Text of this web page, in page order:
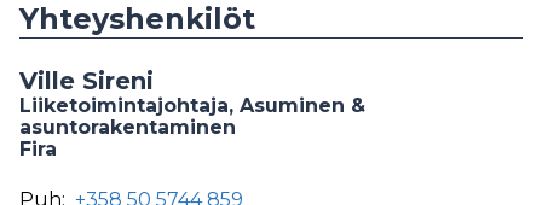
Yhteyshenkilöt
Ville Sireni
Liiketoimintajohtaja, Asuminen &
asuntorakentaminen
Fira
Puh: +358 50 5744 859